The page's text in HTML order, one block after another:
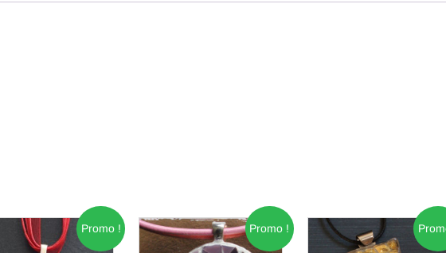
Promo ! Promo !